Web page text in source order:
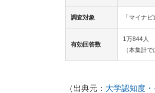
調査対象 「マイナ
有効回答数
1万844人
（本集計
（出典元： 大学認知度